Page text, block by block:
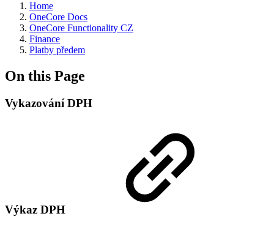
Home
OneCore Docs
OneCore Functionality CZ
Finance
Platby předem
On this Page
Vykazování DPH
Výkaz DPH